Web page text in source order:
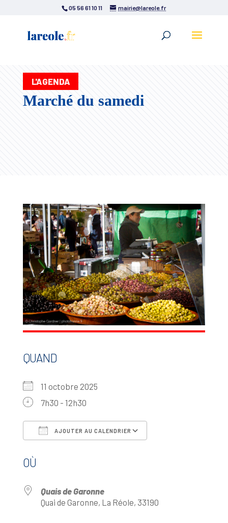
05 56 61 10 11 mairie@lareole.fr
L'AGENDA
Marché du samedi
QUAND
11 octobre 2025
7h30 - 12h30
AJOUTER AU CALENDRIER
OÙ
Quais de Garonne
Quai de Garonne, La Réole, 33190